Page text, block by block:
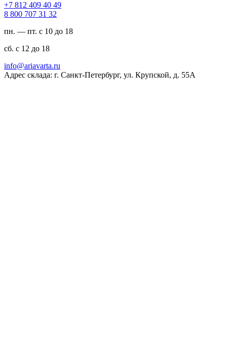
94 04 904 218 7+
23 13 707 008 8
пн. — пт. с 10 до 18
сб. с 12 до 18
ur.atravaira@ofni
Адрес склада: г. Санкт-Петербург, ул. Крупской, д. 55А